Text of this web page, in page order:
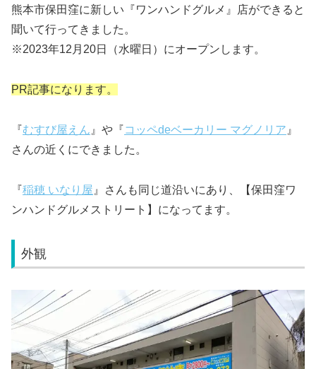
熊本市保田窪に新しい『ワンハンドグルメ』店ができると
聞いて行ってきました。
※2023年12月20日（水曜日）にオープンします。
PR記事になります。
『むすび屋えん 』や『コッペdeベーカリー マグノリア 』
さんの近くにできました。
『稲穂 いなり屋 』さんも同じ道沿いにあり、【保田窪ワ
ンハンドグルメストリート】になってます。
外観